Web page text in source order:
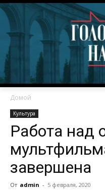
Домой
Культура
Работа над
завершена
От admin - 5 февраля, 2020